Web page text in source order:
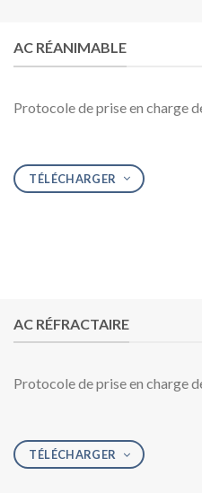
AC RÉANIMABLE
Protocole de prise en charge
TÉLÉCHARGER
AC RÉFRACTAIRE
Protocole de prise en charge
TÉLÉCHARGER